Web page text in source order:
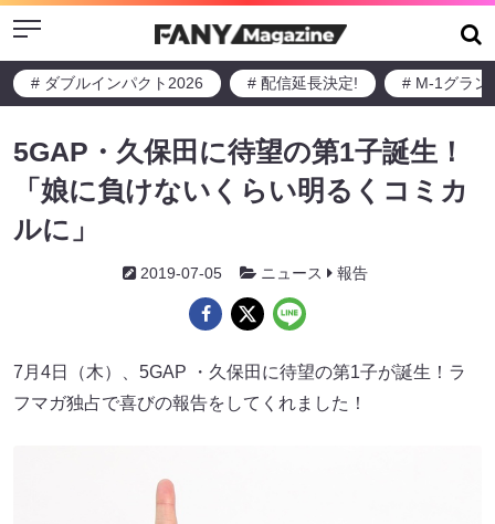
Menu
# ダブルインパクト2026 # 配信延長決定! # M-1グラン
5GAP・久保田に待望の第1子誕生！
「娘に負けないくらい明るくコミカ
ルに」
2019-07-05 ニュース 報告
7月4日（木）、5GAP ・久保田に待望の第1子が誕生！ラ
フマガ独占で喜びの報告をしてくれました！